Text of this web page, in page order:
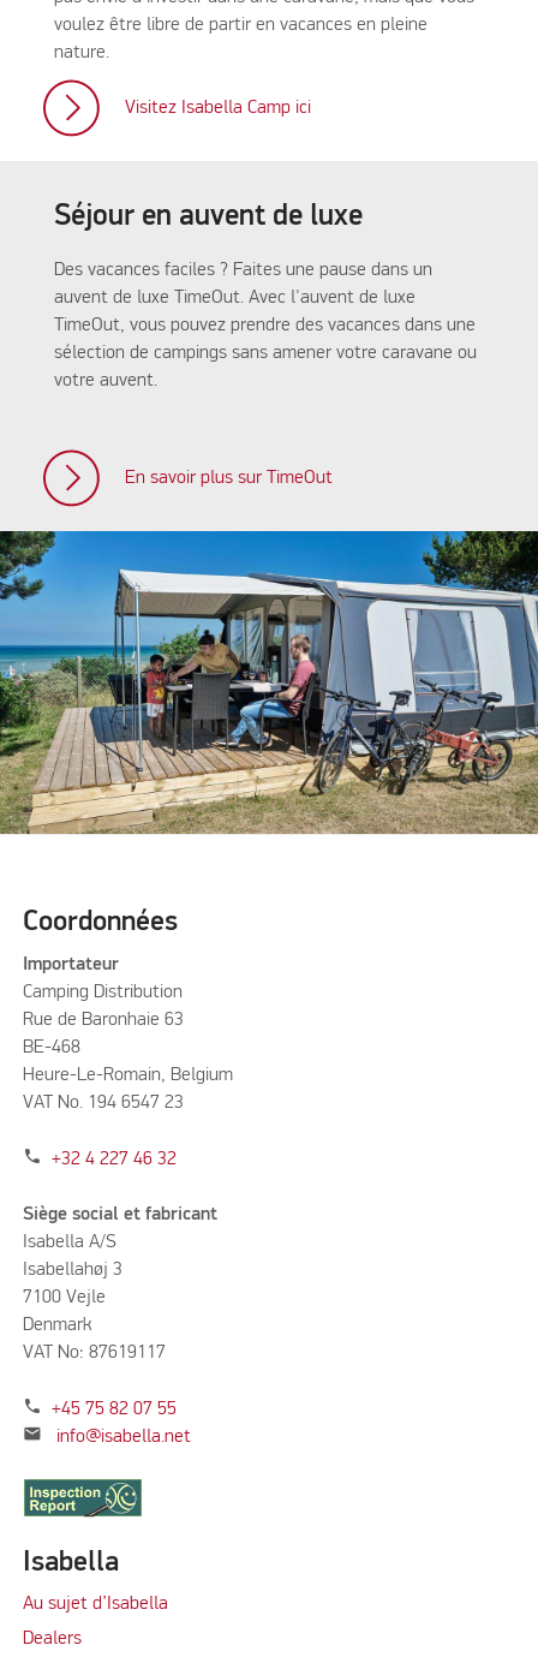
voulez être libre de partir en vacances en pleine
nature.
Visitez Isabella Camp ici
Séjour en auvent de luxe
Des vacances faciles ? Faites une pause dans un
auvent de luxe TimeOut. Avec l'auvent de luxe
TimeOut, vous pouvez prendre des vacances dans une
sélection de campings sans amener votre caravane ou
votre auvent.
En savoir plus sur TimeOut
Coordonnées
Importateur
Camping Distribution
Rue de Baronhaie 63
BE-468
Heure-Le-Romain, Belgium
VAT No. 194 6547 23
phone +32 4 227 46 32
Siège social et fabricant
Isabella A/S
Isabellahøj 3
7100 Vejle
Denmark
VAT No: 87619117
phone +45 75 82 07 55
mail info@isabella.net
Isabella
Au sujet d’Isabella
Dealers